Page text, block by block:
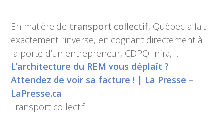
En matière de transport collectif, Québec a fait
exactement l’inverse, en cognant directement à
la porte d’un entrepreneur, CDPQ Infra, …
L’architecture du REM vous déplaît ?
Attendez de voir sa facture ! | La Presse –
LaPresse.ca
Transport collectif